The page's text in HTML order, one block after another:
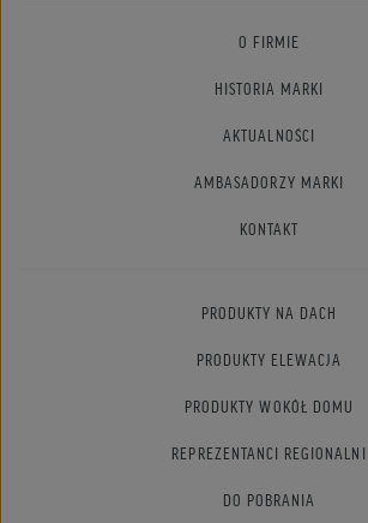
O FIRMIE
HISTORIA MARKI
AKTUALNOŚCI
AMBASADORZY MARKI
KONTAKT
PRODUKTY NA DACH
PRODUKTY ELEWACJA
PRODUKTY WOKÓŁ DOMU
REPREZENTANCI REGIONALNI
DO POBRANIA